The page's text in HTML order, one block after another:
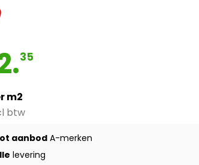
35
m2
btw
aanbodA-merken
levering